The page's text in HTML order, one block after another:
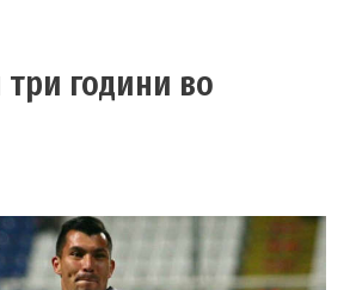
години во